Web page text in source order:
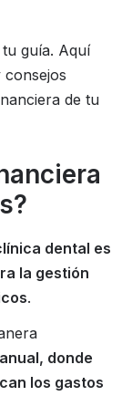
guía. Aquí
consejos
de tu
dental es
la gestión
.
donde
los gastos